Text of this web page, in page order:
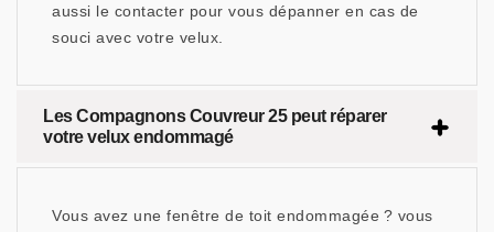
aussi le contacter pour vous dépanner en cas de
souci avec votre velux.
Les Compagnons Couvreur 25 peut réparer
votre velux endommagé
Vous avez une fenêtre de toit endommagée ? vous